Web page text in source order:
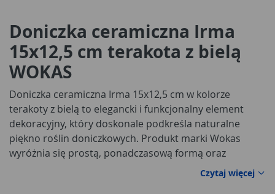
Doniczka ceramiczna Irma
15x12,5 cm terakota z bielą
WOKAS
Doniczka ceramiczna Irma 15x12,5 cm w kolorze
terakoty z bielą to elegancki i funkcjonalny element
dekoracyjny, który doskonale podkreśla naturalne
piękno roślin doniczkowych. Produkt marki Wokas
wyróżnia się prostą, ponadczasową formą oraz
starannym wykonaniem z ceramiki, dzięki czemu
świetnie wpisuje się w różnorodne aranżacje wnętrz.
Czytaj więcej